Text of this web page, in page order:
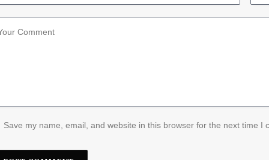
Save my name, email, and website in this browser for the next time I